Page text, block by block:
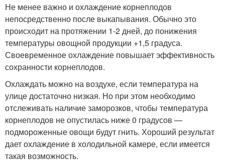
Не менее важно и охлаждение корнеплодов
непосредственно после выкапывания. Обычно это
происходит на протяжении 1-2 дней, до понижения
температуры овощной продукции +1,5 градуса.
Своевременное охлаждение повышает эффективность
сохранности корнеплодов.
Охлаждать можно на воздухе, если температура на
улице достаточно низкая. Но при этом необходимо
отслеживать наличие заморозков, чтобы температура
корнеплодов не опустилась ниже 0 градусов —
подмороженные овощи будут гнить. Хороший результат
дает охлаждение в холодильной камере, если имеется
такая возможность.